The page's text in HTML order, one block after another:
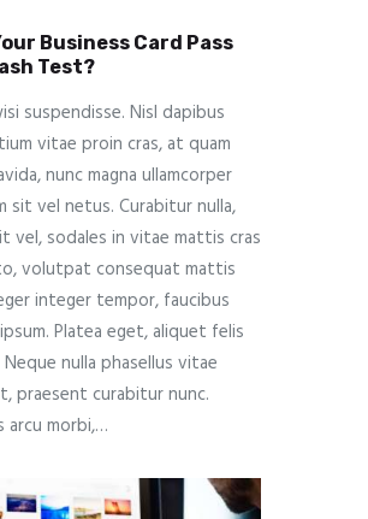
Business Card Pass
Test?
suspendisse. Nisl dapibus
vitae proin cras, at quam
nunc magna ullamcorper
sit vel netus. Curabitur nulla,
vel, sodales in vitae mattis cras
volutpat consequat mattis
integer tempor, faucibus
Platea eget, aliquet felis
nulla phasellus vitae
praesent curabitur nunc.
arcu morbi,…